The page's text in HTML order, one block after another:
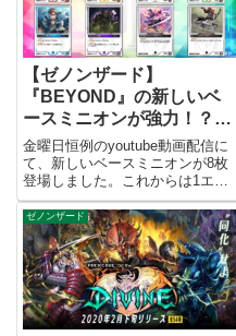
【ゼノンザード】
『BEYOND』の新しいベ
ースミニオンが強力！？8
枚公開！
金曜日恒例のyoutube動画配信に
て、新しいベースミニオンが8枚
登場しました。これからは1エキ
スパンションに8枚収録されるの
かな？ベースミニオンの多様化は
そのままデッキの多様化につなが
るので楽しみですね。 そして、
今回収録されるベースミニ...
ゼノンザード